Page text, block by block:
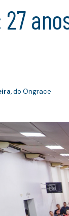
27
, do Ongrace